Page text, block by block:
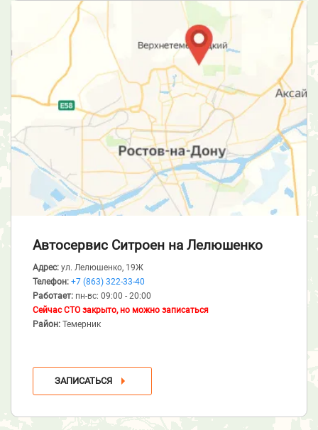
Автосервис Ситроен на Лелюшенко
Адрес: ул. Лелюшенко, 19Ж
Телефон: +7 (863) 322-33-40
Работает: пн-вс: 09:00 - 20:00
Сейчас СТО закрыто, но можно записаться
Район: Темерник
ЗАПИСАТЬСЯ